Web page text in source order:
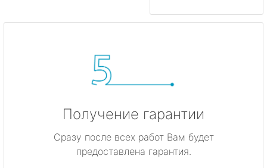
Получение гарантии
Сразу после всех работ Вам будет
предоставлена гарантия.